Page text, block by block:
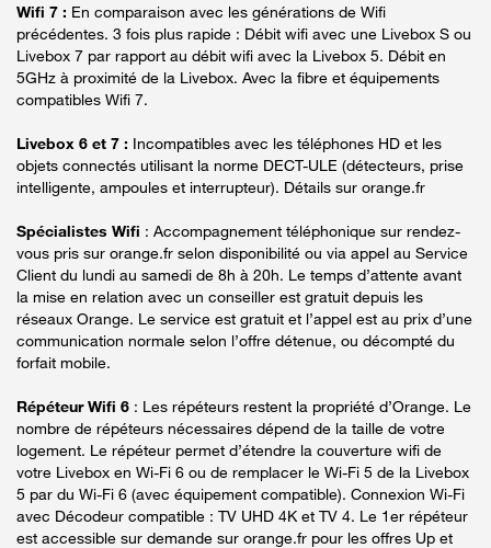
Wifi 7 : En comparaison avec les générations de Wifi
précédentes. 3 fois plus rapide : Débit wifi avec une Livebox S ou
Livebox 7 par rapport au débit wifi avec la Livebox 5. Débit en
5GHz à proximité de la Livebox. Avec la fibre et équipements
compatibles Wifi 7.
Livebox 6 et 7 : Incompatibles avec les téléphones HD et les
objets connectés utilisant la norme DECT-ULE (détecteurs, prise
intelligente, ampoules et interrupteur). Détails sur orange.fr
Spécialistes Wifi : Accompagnement téléphonique sur rendez-
vous pris sur orange.fr selon disponibilité ou via appel au Service
Client du lundi au samedi de 8h à 20h. Le temps d’attente avant
la mise en relation avec un conseiller est gratuit depuis les
réseaux Orange. Le service est gratuit et l’appel est au prix d’une
communication normale selon l’offre détenue, ou décompté du
forfait mobile.
Répéteur Wifi 6 : Les répéteurs restent la propriété d’Orange. Le
nombre de répéteurs nécessaires dépend de la taille de votre
logement. Le répéteur permet d’étendre la couverture wifi de
votre Livebox en Wi-Fi 6 ou de remplacer le Wi-Fi 5 de la Livebox
5 par du Wi-Fi 6 (avec équipement compatible). Connexion Wi-Fi
avec Décodeur compatible : TV UHD 4K et TV 4. Le 1er répéteur
est accessible sur demande sur orange.fr pour les offres Up et